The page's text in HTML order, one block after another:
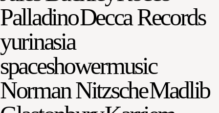
PalladinoDecca Records
yurinasia
spaceshowermusic
Norman NitzscheMadlib